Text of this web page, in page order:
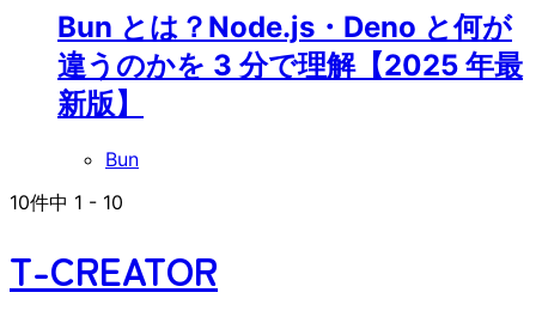
Bun とは？Node.js・Deno と何が
違うのかを 3 分で理解【2025 年最
新版】
Bun
10件中 1 - 10
T-CREATOR